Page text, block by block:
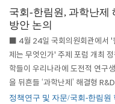
과학적 사실에 근거한 정보를 전
기술한림원(원장 한민구)과 한국
이우일), 대한민국의학한림원(원
구회(이사장 원광연)는 12일 오
증-19(이하 코로나19)의 중간점
주제로 공동포럼을 개최했다. 이
서 바라..
국회-한림원, 과학난제
방안 논의
■ 4월 24일 국회의원회관에서 '
제는 무엇인가' 주제 포럼 개최
학들이 우리나라에 도전적 연구
을 뒤흔들 ‘과학난제’ 해결형
해 한 자리에 모였다. 한국과학기
정책연구 및 자문/국회-한림원